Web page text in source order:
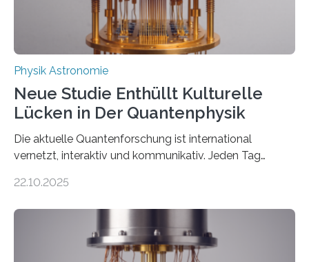
Physik Astronomie
Neue Studie Enthüllt Kulturelle
Lücken in Der Quantenphysik
Die aktuelle Quantenforschung ist international
vernetzt, interaktiv und kommunikativ. Jeden Tag
oft von Autor*innen, die eng zusammenarbeiten. Neue
werden schnell weiterentwickelt. Dies ist der Alltag in
der Forschung der Quantentheorie, die dieses Jahr 100
22.10.2025